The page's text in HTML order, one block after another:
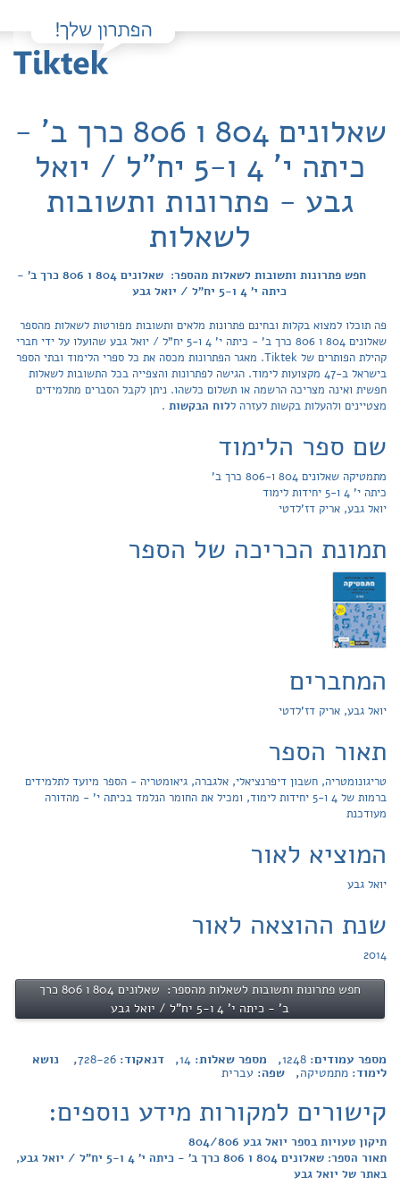
שאלונים 804 ו 806 כרך ב' -
כיתה י' 4 ו-5 יח"ל / יואל
גבע - פתרונות ותשובות
לשאלות
חפש פתרונות ותשובות לשאלות מהספר: שאלונים 804 ו 806 כרך ב' -
כיתה י' 4 ו-5 יח"ל / יואל גבע
פה תוכלו למצוא בקלות ובחינם פתרונות מלאים ותשובות מפורטות לשאלות מהספר
שאלונים 804 ו 806 כרך ב' - כיתה י' 4 ו-5 יח"ל / יואל גבע שהועלו על ידי חברי
קהילת הפותרים של Tiktek. מאגר הפתרונות מכסה את כל ספרי הלימוד ובתי הספר
בישראל ב-47 מקצועות לימוד. הגישה לפתרונות והצפייה בכל התשובות לשאלות
חפשית ואינה מצריכה הרשמה או תשלום כלשהו. ניתן לקבל הסברים מתלמידים
מצטיינים ולהעלות בקשות לעזרה ללוח הבקשות .
שם ספר הלימוד
מתמטיקה שאלונים 804 ו-806 כרך ב'
כיתה י' 4 ו-5 יחידות לימוד
יואל גבע, אריק דז'לדטי
תמונת הכריכה של הספר
המחברים
יואל גבע, אריק דז'לדטי
תאור הספר
טריגונומטריה, חשבון דיפרנציאלי, אלגברה, גיאומטריה - הספר מיועד לתלמידים
ברמות של 4 ו-5 יחידות לימוד, ומכיל את החומר הנלמד בכיתה י' - מהדורה
מעודכנת
המוציא לאור
יואל גבע
שנת ההוצאה לאור
2014
חפש פתרונות ותשובות לשאלות מהספר: שאלונים 804 ו 806 כרך
ב' - כיתה י' 4 ו-5 יח"ל / יואל גבע
מספר עמודים: 1248, מספר שאלות: 14, דנאקוד: 728-26, נושא
לימוד: מתמטיקה, שפה: עברית
קישורים למקורות מידע נוספים:
תיקון טעויות בספר יואל גבע 804/806
תאור הספר: שאלונים 804 ו 806 כרך ב' - כיתה י' 4 ו-5 יח"ל / יואל גבע,
באתר של יואל גבע